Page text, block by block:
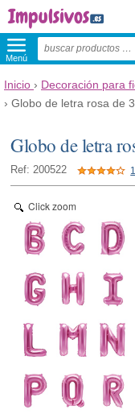
Menú
Inicio › Decoración para
› Globo de letra rosa de
Globo de letra
Ref: 200522
Click zoom